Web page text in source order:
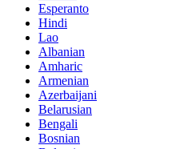
Esperanto
Hindi
Lao
Albanian
Amharic
Armenian
Azerbaijani
Belarusian
Bengali
Bosnian